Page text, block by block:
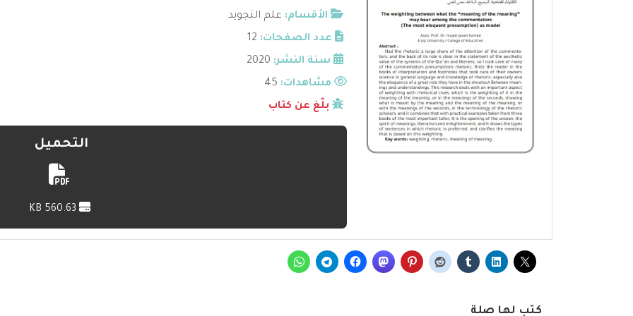
الأقسام: علم التجويد
عدد الصفحات: 12
سنة النشر: 2020
مشاهدات:
بلّغ عن كتاب
التحميل
كتب لها صلة